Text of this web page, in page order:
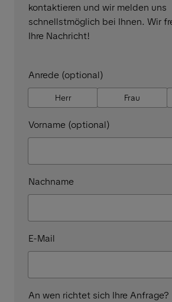
kontaktieren und wir melden uns
schnellstmöglich bei Ihnen. Wir
Ihre Nachricht!
Anrede (optional)
Herr Frau
Vorname (optional)
Nachname
E-Mail
An wen richtet sich Ihre Anfrage?